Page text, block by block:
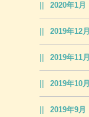
2020年1月
2019年12月
2019年11月
2019年10月
2019年9月